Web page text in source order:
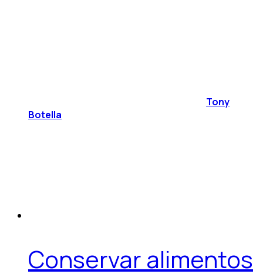
Tony
Botella
Conservar alimentos